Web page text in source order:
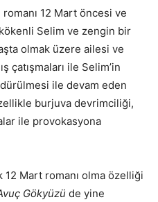
12 Mart öncesi ve
kökenli Selim ve zengin bir
olmak üzere ailesi ve
çatışmaları ile Selim’in
ile devam eden
burjuva devrimciliği,
ile provokasyona
12 Mart romanı olma özelliği
Gökyüzü de yine